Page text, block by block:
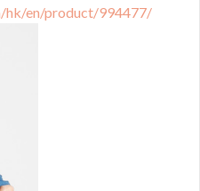
hk/en/product/994477/